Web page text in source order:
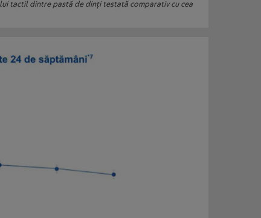
tactil dintre pastă de dinţi testată comparativ cu cea